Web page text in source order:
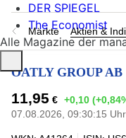
Märkte Aktien &
OATLY GROUP AB
11,95 € +0,10
07.08.2026, 09:30:15 Uhr
DER SPIEGEL
The Economist
Alle Magazine der